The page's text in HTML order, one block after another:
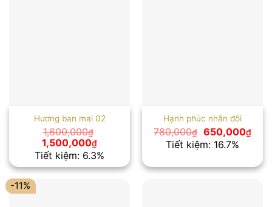
Hương ban mai 02
1,600,000₫
Giá
gốc
là:
1,600,000₫.
1,500,000₫Giá
hiện
tại
là:
Tiết kiệm: 6.3%
Hạnh phúc nhân đôi
780,000₫ Giá
gốc
là:
650,000₫Giá
hiện
Tiết kiệm: 16.7%
-11%